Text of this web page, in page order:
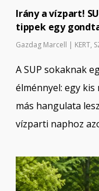
Irány a vízpart!
tippek egy
Gazdag Marcell | KERT,
A SUP sokaknak
élménnyel: egy kis
más hangulata
vízparti naphoz